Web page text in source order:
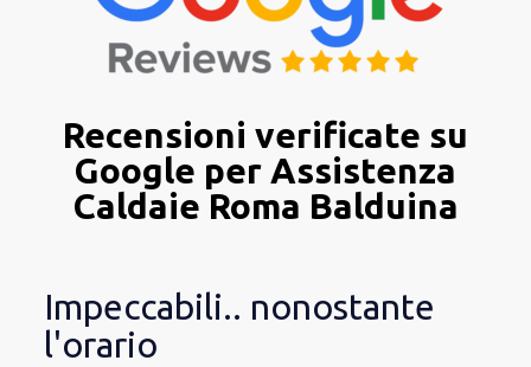
Recensioni verificate su
Google per Assistenza
Caldaie Roma Balduina
Impeccabili.. nonostante
l'orario